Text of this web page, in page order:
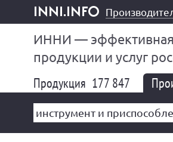
inni.info
ИННИ —
продукции и услуг
Продукция 177 847